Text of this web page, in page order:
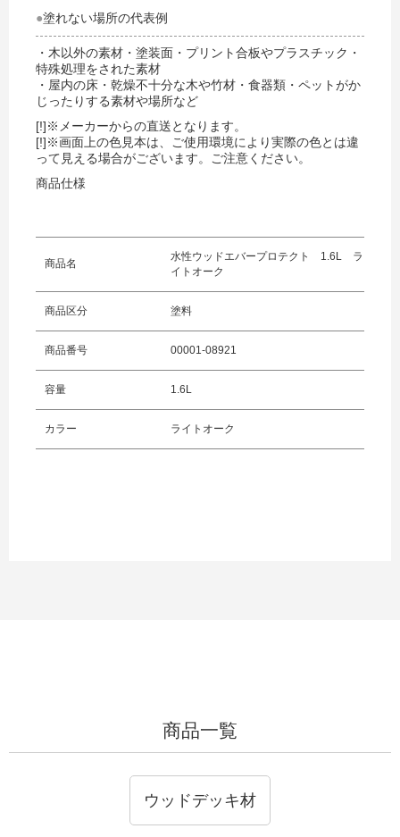
お買い物を続ける
カートへ進む
●塗れない場所の代表例
・木以外の素材・塗装面・プリント合板やプラスチック・
特殊処理をされた素材
・屋内の床・乾燥不十分な木や竹材・食器類・ペットがか
じったりする素材や場所など
[!]※メーカーからの直送となります。
[!]※画面上の色見本は、ご使用環境により実際の色とは違
って見える場合がございます。ご注意ください。
商品仕様
商品名
水性ウッドエバープロテクト 1.6L ラ
イトオーク
商品区分 塗料
商品番号 00001-08921
容量 1.6L
カラー ライトオーク
商品一覧
ウッドデッキ材